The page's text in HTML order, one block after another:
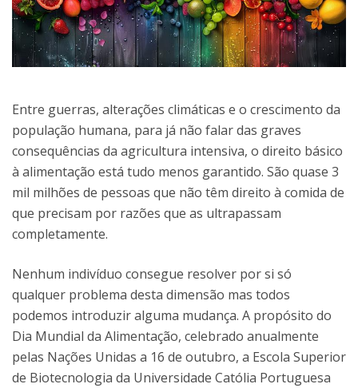
Entre guerras, alterações climáticas e o crescimento da
população humana, para já não falar das graves
consequências da agricultura intensiva, o direito básico
à alimentação está tudo menos garantido. São quase 3
mil milhões de pessoas que não têm direito à comida de
que precisam por razões que as ultrapassam
completamente.
Nenhum indivíduo consegue resolver por si só
qualquer problema desta dimensão mas todos
podemos introduzir alguma mudança. A propósito do
Dia Mundial da Alimentação, celebrado anualmente
pelas Nações Unidas a 16 de outubro, a Escola Superior
de Biotecnologia da Universidade Católia Portuguesa